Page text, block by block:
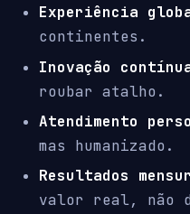
Experiência
continentes.
Inovação
roubar atalho.
Atendimento
mas humanizado.
Resultados
valor real, não